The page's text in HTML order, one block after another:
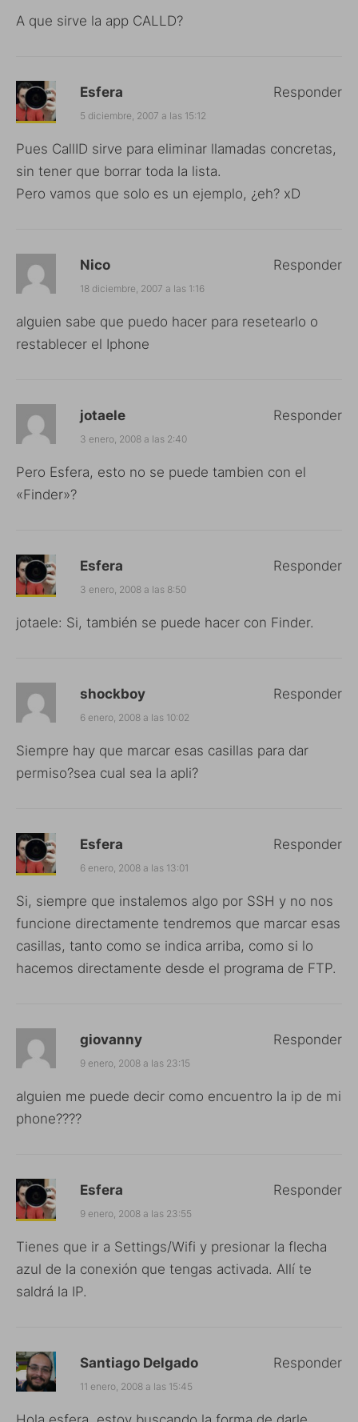
A que sirve la app CALLD?
Esfera
5 diciembre, 2007 a las 15:12
Pues CallID sirve para eliminar llamadas concretas,
sin tener que borrar toda la lista.
Pero vamos que solo es un ejemplo, ¿eh? xD
Responder
Nico
18 diciembre, 2007 a las 1:16
alguien sabe que puedo hacer para resetearlo o
restablecer el Iphone
Responder
jotaele
3 enero, 2008 a las 2:40
Pero Esfera, esto no se puede tambien con el
«Finder»?
Responder
Esfera
3 enero, 2008 a las 8:50
jotaele: Si, también se puede hacer con Finder.
Responder
shockboy
6 enero, 2008 a las 10:02
Siempre hay que marcar esas casillas para dar
permiso?sea cual sea la apli?
Responder
Esfera
6 enero, 2008 a las 13:01
Si, siempre que instalemos algo por SSH y no nos
funcione directamente tendremos que marcar esas
casillas, tanto como se indica arriba, como si lo
hacemos directamente desde el programa de FTP.
Responder
giovanny
9 enero, 2008 a las 23:15
alguien me puede decir como encuentro la ip de mi
phone????
Responder
Esfera
9 enero, 2008 a las 23:55
Tienes que ir a Settings/Wifi y presionar la flecha
azul de la conexión que tengas activada. Allí te
saldrá la IP.
Responder
Santiago Delgado
11 enero, 2008 a las 15:45
Responder